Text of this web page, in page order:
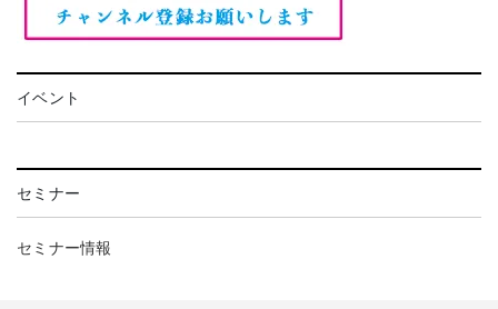
イベント
セミナー
セミナー情報